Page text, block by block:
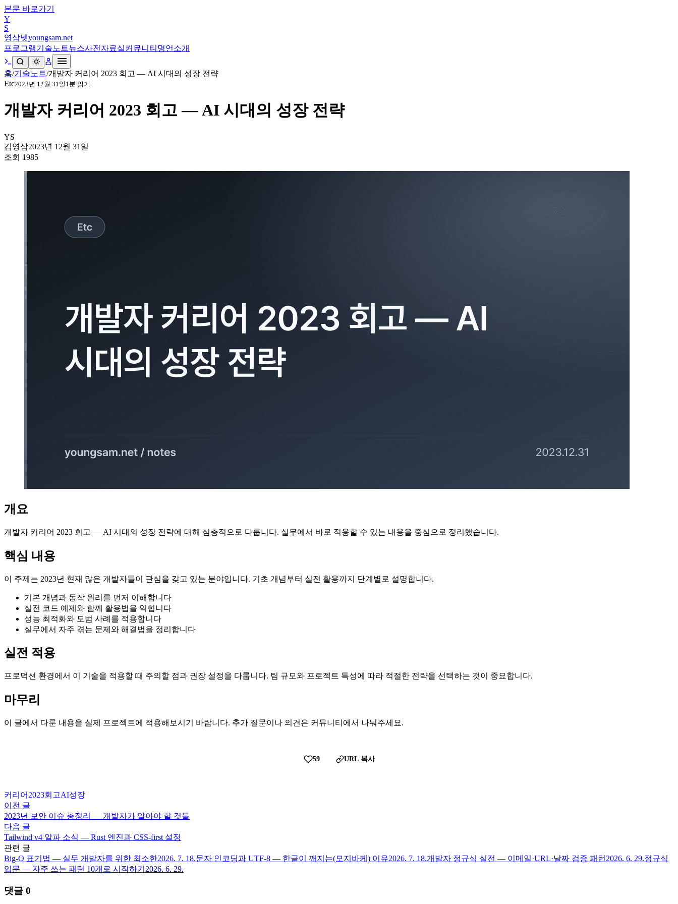
본문 바로가기
Y
S
영삼넷youngsam.net
프로그램기술노트뉴스사전 자료실커뮤니티 명언 소개
홈/기술노트/개발자 커리어 2023 회고 — AI 시대의 성장 전략
Etc2023년 12월 31일 1분 읽기
개발자 커리어 2023 회고 — AI 시대의 성장 전략
YS
김영삼2023년 12월 31일
조회 1985
개요
개발자 커리어 2023 회고 — AI 시대의 성장 전략에 대해 심층적으로 다룹니다. 실무에서 바로 적용할 수 있는 내용을 중심으로 정리했습니다.
핵심 내용
이 주제는 2023년 현재 많은 개발자들이 관심을 갖고 있는 분야입니다. 기초 개념부터 실전 활용까지 단계별로 설명합니다.
기본 개념과 동작 원리를 먼저 이해합니다
실전 코드 예제와 함께 활용법을 익힙니다
성능 최적화와 모범 사례를 적용합니다
실무에서 자주 겪는 문제와 해결법을 정리합니다
실전 적용
프로덕션 환경에서 이 기술을 적용할 때 주의할 점과 권장 설정을 다룹니다. 팀 규모와 프로젝트 특성에 따라 적절한 전략을 선택하는 것이 중요합니다.
마무리
이 글에서 다룬 내용을 실제 프로젝트에 적용해보시기 바랍니다. 추가 질문이나 의견은 커뮤니티에서 나눠주세요.
59 URL 복사
커리어 2023회고AI성장
이전 글
2023년 보안 이슈 총정리 — 개발자가 알아야 할 것들
다음 글
Tailwind v4 알파 소식 — Rust 엔진과 CSS-first 설정
관련 글
Big-O 표기법 — 실무 개발자를 위한 최소한2026. 7. 18.문자 인코딩과 UTF-8 — 한글이 깨지는(모지바케) 이유2026. 7. 18.개발자 정규식 실전 — 이메일·URL·날짜 검증 패턴 2026. 6. 29.정규식
입문 — 자주 쓰는 패턴 10개로 시작하기 2026. 6. 29.
댓글 0